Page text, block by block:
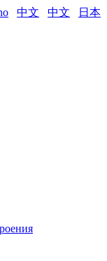
中文 中文
日本